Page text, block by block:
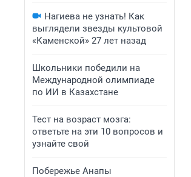
Нагиева не узнать! Как
выглядели звезды культовой
«Каменской» 27 лет назад
Школьники победили на
Международной олимпиаде
по ИИ в Казахстане
Тест на возраст мозга:
ответьте на эти 10 вопросов и
узнайте свой
Побережье Анапы